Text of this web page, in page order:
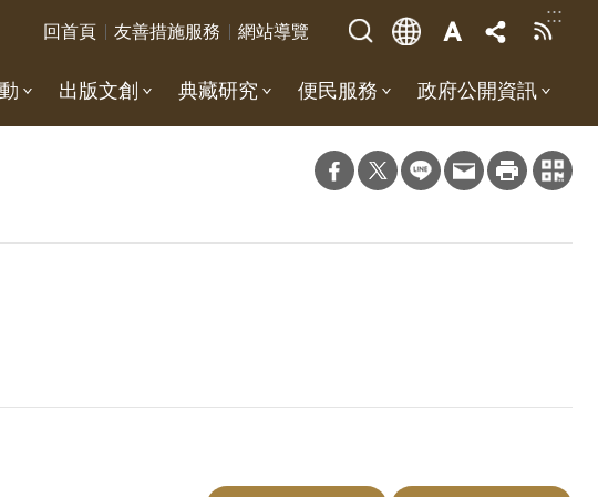
:::
回首頁 友善措施服務 網站導覽
出版文創 典藏研究 便民服務 政府公開資訊